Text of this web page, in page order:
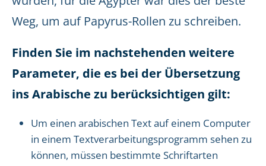
Weg, um auf Papyrus-Rollen zu schreiben.
Finden Sie im nachstehenden weitere
Parameter, die es bei der Übersetzung
ins Arabische zu berücksichtigen gilt:
Um einen arabischen Text auf einem Computer
in einem Textverarbeitungsprogramm sehen zu
können, müssen bestimmte Schriftarten